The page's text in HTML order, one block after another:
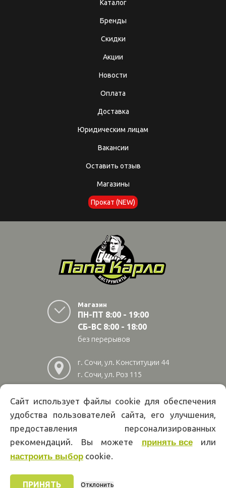
Каталог
Бренды
Скидки
Акции
Новости
Оплата
Доставка
Юридическим лицам
Вакансии
Оставить отзыв
Магазины
Прокат (NEW)
Магазин
ПН-ПТ 8:00 - 19:00
СБ-ВС 8:00 - 18:00
без перерывов
г. Сочи, ул. Конституции 44
г. Сочи, ул. Роз 115
г. Адлер, ул Авиационная
28/10
222 02 01
офертой. Указанные цены действуют только при оформлении заказа
через интернет-магазин papakarlotools.ru.
Сайт использует файлы cookie для обеспечения
удобства пользователей сайта, его улучшения,
предоставления персонализированных
рекомендаций. Вы можете принять всеили
настроить выбор cookie.
ПРИНЯТЬ Отклонить